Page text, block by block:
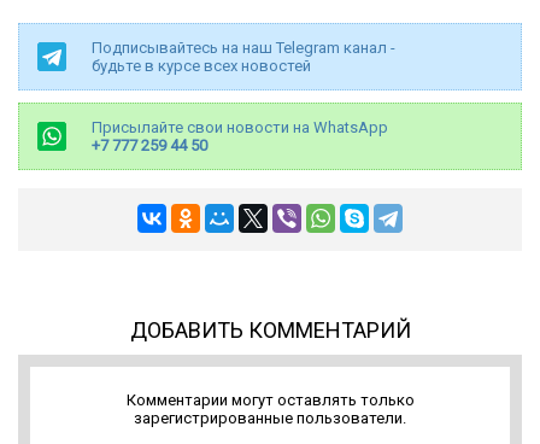
Подписывайтесь на наш Telegram канал -
будьте в курсе всех новостей
Присылайте свои новости на WhatsApp
+7 777 259 44 50
ДОБАВИТЬ КОММЕНТАРИЙ
Комментарии могут оставлять только
зарегистрированные пользователи.